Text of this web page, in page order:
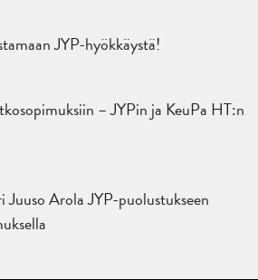
JYP-hyökkäystä!
– JYPin ja KeuPa HT:n
Juuso Arola JYP-puolustukseen